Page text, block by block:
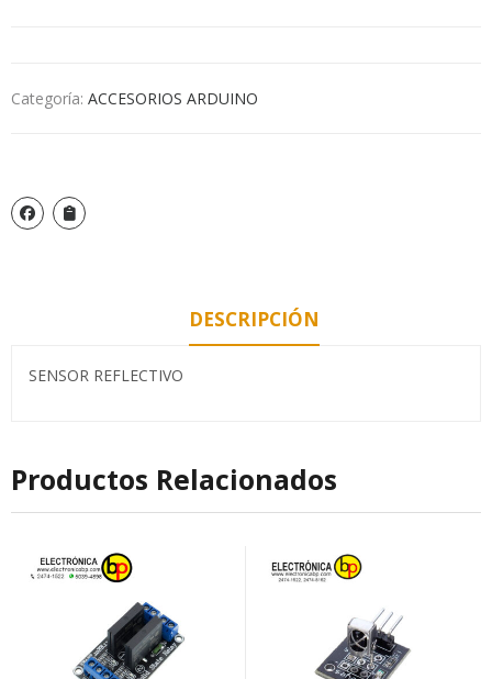
Categoría: ACCESORIOS ARDUINO
DESCRIPCIÓN
SENSOR REFLECTIVO
Productos Relacionados